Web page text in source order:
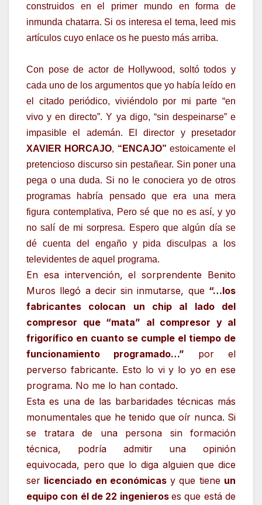
construidos en el primer mundo en forma de
inmunda chatarra. Si os interesa el tema, leed mis
artículos cuyo enlace os he puesto más arriba.
Con pose de actor de Hollywood, soltó todos y
cada uno de los argumentos que yo había leído en
el citado periódico, viviéndolo por mi parte “en
vivo y en directo”. Y ya digo, “sin despeinarse” e
impasible el ademán. El director y presetador
XAVIER HORCAJO, “ENCAJO” estoicamente el
pretencioso discurso sin pestañear. Sin poner una
pega o una duda. Si no le conociera yo de otros
programas habría pensado que era una mera
figura contemplativa, Pero sé que no es así, y yo
no salí de mi sorpresa. Espero que algún día se
dé cuenta del engaño y pida disculpas a los
televidentes de aquel programa.
En esa intervención, el sorprendente Benito
Muros llegó a decir sin inmutarse, que “…los
fabricantes colocan un chip al lado del
compresor que “mata” al compresor y al
frigorífico en cuanto se cumple el tiempo de
funcionamiento programado…” por el
perverso fabricante. Esto lo vi y lo yo en ese
programa. No me lo han contado.
Esta es una de las barbaridades técnicas más
monumentales que he tenido que oír nunca. Si
se tratara de una persona sin formación
técnica, podría admitir una opinión
equivocada, pero que lo diga alguien que dice
ser licenciado en económicas y que tiene un
equipo con él de 22 ingenieros es que está de